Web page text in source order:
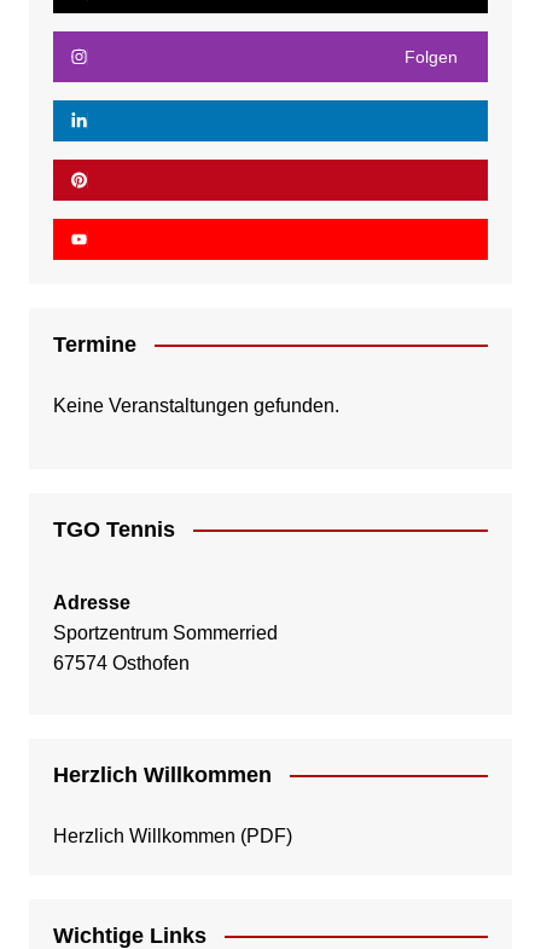
Folgen
Termine
Keine Veranstaltungen gefunden.
TGO Tennis
Adresse
Sportzentrum Sommerried
67574 Osthofen
Herzlich Willkommen
Herzlich Willkommen (PDF)
Wichtige Links